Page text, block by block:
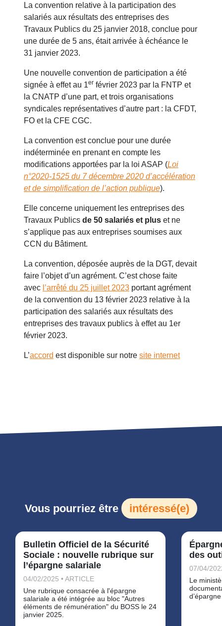
La convention relative à la participation des
salariés aux résultats des entreprises des
Travaux Publics du 25 janvier 2018, conclue pour
une durée de 5 ans, était arrivée à échéance le
31 janvier 2023.
Une nouvelle convention de participation a été
signée à effet au 1er février 2023 par la FNTP et
la CNATP d’une part, et trois organisations
syndicales représentatives d’autre part : la CFDT,
FO et la CFE CGC.
La convention est conclue pour une durée
indéterminée en prenant en compte les
modifications apportées par la loi ASAP (Loi
n°2020-1525 du 7 décembre 2020 d’accélération
et de simplification de l’action publique).
Elle concerne uniquement les entreprises des
Travaux Publics de 50 salariés et plus et ne
s’applique pas aux entreprises soumises aux
CCN du Bâtiment.
La convention, déposée auprès de la DGT, devait
faire l’objet d’un agrément. C’est chose faite
avec l’arrêté du 25 juillet 2023 portant agrément
de la convention du 13 février 2023 relative à la
participation des salariés aux résultats des
entreprises des travaux publics à effet au 1er
février 2023.
L’accord est disponible sur notre site internet
Vous pourriez être intéressé(e)
Bulletin Officiel de la Sécurité
Sociale : nouvelle rubrique sur
l’épargne salariale
04/02/2025 • ARTICLE
Une rubrique consacrée à l'épargne
salariale a été intégrée au bloc "Autres
éléments de rémunération" du BOSS le 24
janvier 2025.
des
07/04/
Le